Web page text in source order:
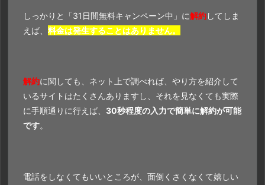
しっかりと「31日間無料キャンペーン中」に解約してしま
えば、 料金は発生することはありません。
解約に関しても、ネット上で調べれば、やり方を紹介して
いるサイトはたくさんありますし、それを見なくても実際
に手順通りに行えば、 30秒程度の入力で簡単に解約が可能
です。
電話をしなくてもいいところが、面倒くさくなくて嬉しい